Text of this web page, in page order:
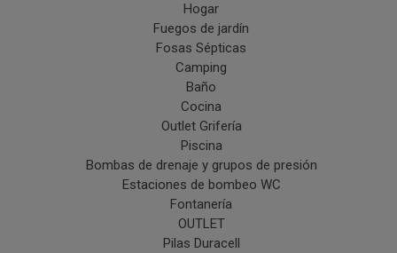
Hogar
Fuegos de jardín
Fosas Sépticas
Camping
Baño
Cocina
Outlet Grifería
Piscina
Bombas de drenaje y grupos de presión
Estaciones de bombeo WC
Fontanería
OUTLET
Pilas Duracell